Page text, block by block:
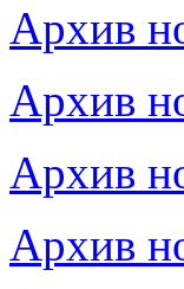
Архив
Архив
Архив
Архив